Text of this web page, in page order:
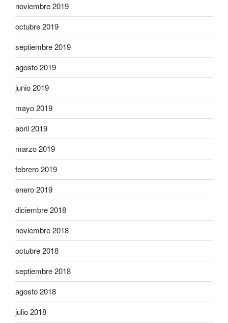
noviembre 2019
octubre 2019
septiembre 2019
agosto 2019
junio 2019
mayo 2019
abril 2019
marzo 2019
febrero 2019
enero 2019
diciembre 2018
noviembre 2018
octubre 2018
septiembre 2018
agosto 2018
julio 2018